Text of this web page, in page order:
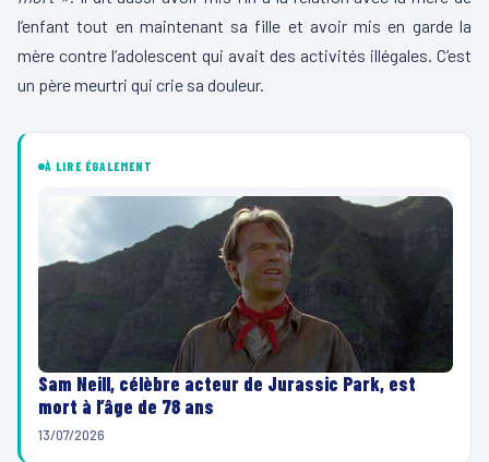
l’enfant tout en maintenant sa fille et avoir mis en garde la
mère contre l’adolescent qui avait des activités illégales. C’est
un père meurtri qui crie sa douleur.
À LIRE ÉGALEMENT
Sam Neill, célèbre acteur de Jurassic Park, est
mort à l’âge de 78 ans
13/07/2026